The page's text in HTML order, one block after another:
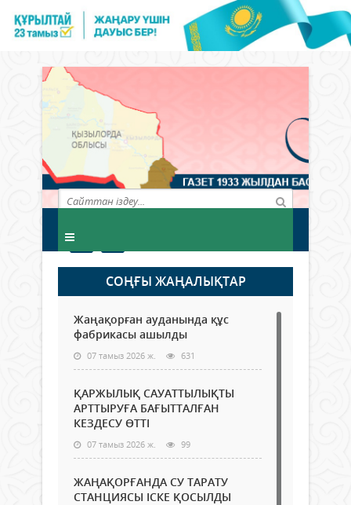
СОҢҒЫ ЖАҢАЛЫҚТАР
Жаңақорған ауданында құс
фабрикасы ашылды
07 тамыз 2026 ж. 631
ҚАРЖЫЛЫҚ САУАТТЫЛЫҚТЫ
АРТТЫРУҒА БАҒЫТТАЛҒАН
КЕЗДЕСУ ӨТТІ
07 тамыз 2026 ж. 99
ЖАҢАҚОРҒАНДА СУ ТАРАТУ
СТАНЦИЯСЫ ІСКЕ ҚОСЫЛДЫ